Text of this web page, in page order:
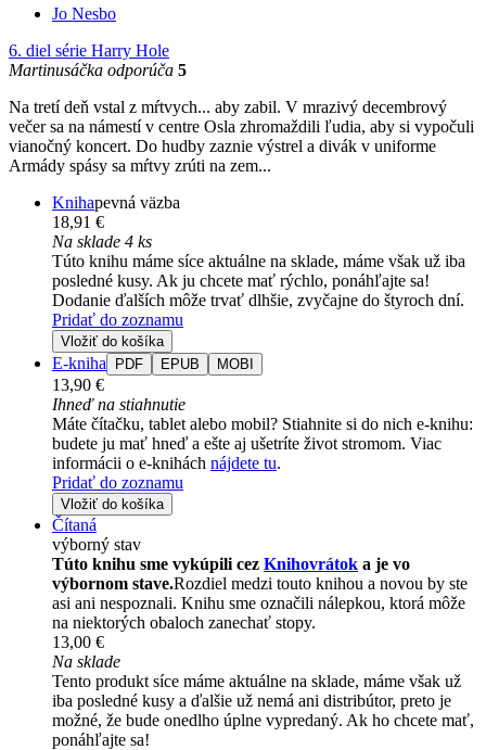
Jo Nesbo
6. diel série Harry Hole
Martinusáčka odporúča 5
Na tretí deň vstal z mŕtvych... aby zabil. V mrazivý decembrový
večer sa na námestí v centre Osla zhromaždili ľudia, aby si vypočuli
vianočný koncert. Do hudby zaznie výstrel a divák v uniforme
Armády spásy sa mŕtvy zrúti na zem...
Knihapevná väzba
18,91 €
Na sklade 4 ks
Túto knihu máme síce aktuálne na sklade, máme však už iba
posledné kusy. Ak ju chcete mať rýchlo, ponáhľajte sa!
Dodanie ďalších môže trvať dlhšie, zvyčajne do štyroch dní.
Pridať do zoznamu
Vložiť do košíka
E-kniha PDF EPUB MOBI
13,90 €
Ihneď na stiahnutie
Máte čítačku, tablet alebo mobil? Stiahnite si do nich e-knihu:
budete ju mať hneď a ešte aj ušetríte život stromom. Viac
informácii o e-knihách nájdete tu.
Pridať do zoznamu
Vložiť do košíka
Čítaná
výborný stav
Túto knihu sme vykúpili cez Knihovrátok a je vo
výbornom stave.Rozdiel medzi touto knihou a novou by ste
asi ani nespoznali. Knihu sme označili nálepkou, ktorá môže
na niektorých obaloch zanechať stopy.
13,00 €
Na sklade
Tento produkt síce máme aktuálne na sklade, máme však už
iba posledné kusy a ďalšie už nemá ani distribútor, preto je
možné, že bude onedlho úplne vypredaný. Ak ho chcete mať,
ponáhľajte sa!